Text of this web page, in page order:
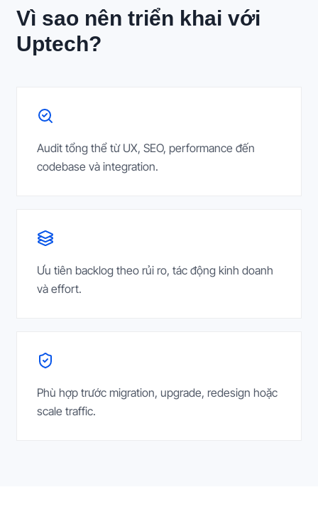
Vì sao nên triển khai với
Uptech?
Audit tổng thể từ UX, SEO, performance đến
codebase và integration.
Ưu tiên backlog theo rủi ro, tác động kinh doanh
và effort.
Phù hợp trước migration, upgrade, redesign hoặc
scale traffic.